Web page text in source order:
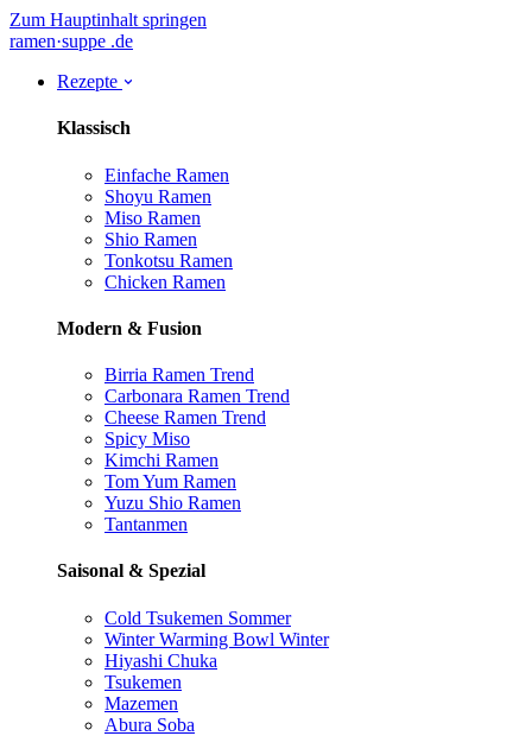
Zum Hauptinhalt springen
ramen·suppe .de
Rezepte
Klassisch
Einfache Ramen
Shoyu Ramen
Miso Ramen
Shio Ramen
Tonkotsu Ramen
Chicken Ramen
Modern & Fusion
Birria Ramen Trend
Carbonara Ramen Trend
Cheese Ramen Trend
Spicy Miso
Kimchi Ramen
Tom Yum Ramen
Yuzu Shio Ramen
Tantanmen
Saisonal & Spezial
Cold Tsukemen Sommer
Winter Warming Bowl Winter
Hiyashi Chuka
Tsukemen
Mazemen
Abura Soba